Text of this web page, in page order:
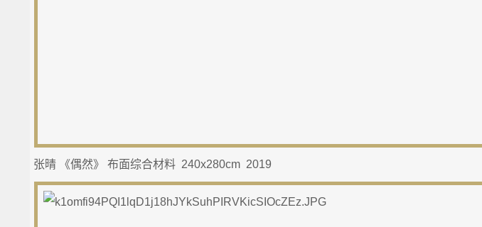
张晴 《偶然》 布面综合材料 240x280cm 2019